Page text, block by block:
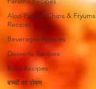
Aloo Papad, Chips & Fryums
Recipes
Beverages Recipes
Desserts Recipes
Raita Recipes
बच्चों का पोषण